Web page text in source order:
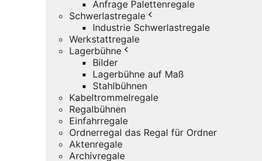
Anfrage Palettenregale
Schwerlastregale
Industrie Schwerlastregale
Werkstattregale
Lagerbühne
Bilder
Lagerbühne auf Maß
Stahlbühnen
Kabeltrommelregale
Regalbühnen
Einfahrregale
Ordnerregal das Regal für Ordner
Aktenregale
Archivregale